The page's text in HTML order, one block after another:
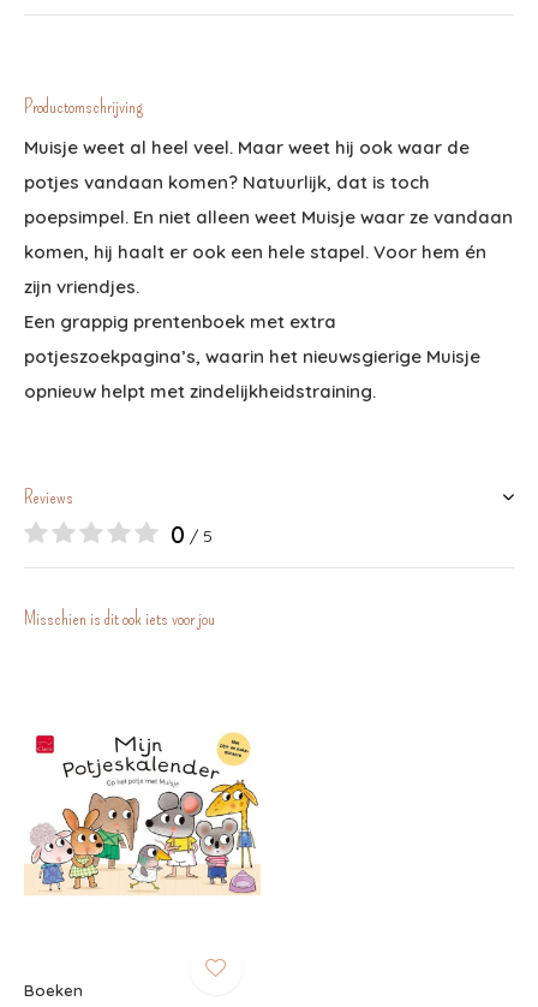
Productomschrijving
Muisje weet al heel veel. Maar weet hij ook waar de
potjes vandaan komen? Natuurlijk, dat is toch
poepsimpel. En niet alleen weet Muisje waar ze vandaan
komen, hij haalt er ook een hele stapel. Voor hem én
zijn vriendjes.
Een grappig prentenboek met extra
potjeszoekpagina’s, waarin het nieuwsgierige Muisje
opnieuw helpt met zindelijkheidstraining.
Reviews
0 / 5
Misschien is dit ook iets voor jou
Boeken